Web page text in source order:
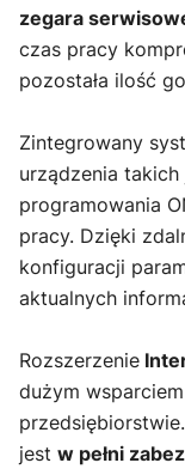
zegara
czas pracy
pozostała ilość
Zintegrowany
urządzenia
programowania
pracy. Dzięki
konfiguracji
aktualnych
Rozszerzenie
dużym
jest w pełni